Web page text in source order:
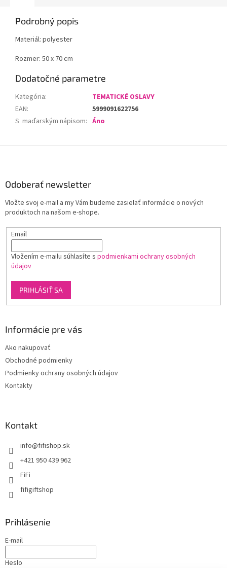
Podrobný popis
Materiál: polyester
Rozmer: 50 x 70 cm
Dodatočné parametre
Kategória:
TEMATICKÉ OSLAVY
EAN:
5999091622756
S maďarským nápisom: Áno
Odoberať newsletter
Vložte svoj e-mail a my Vám budeme zasielať informácie o nových
produktoch na našom e-shope.
Email
Vložením e-mailu súhlasíte s podmienkami ochrany osobných
údajov
PRIHLÁSIŤ SA
Informácie pre vás
Ako nakupovať
Obchodné podmienky
Podmienky ochrany osobných údajov
Kontakty
Kontakt
info@fifishop.sk
+421 950 439 962
FiFi
fifigiftshop
Prihlásenie
E-mail
Heslo